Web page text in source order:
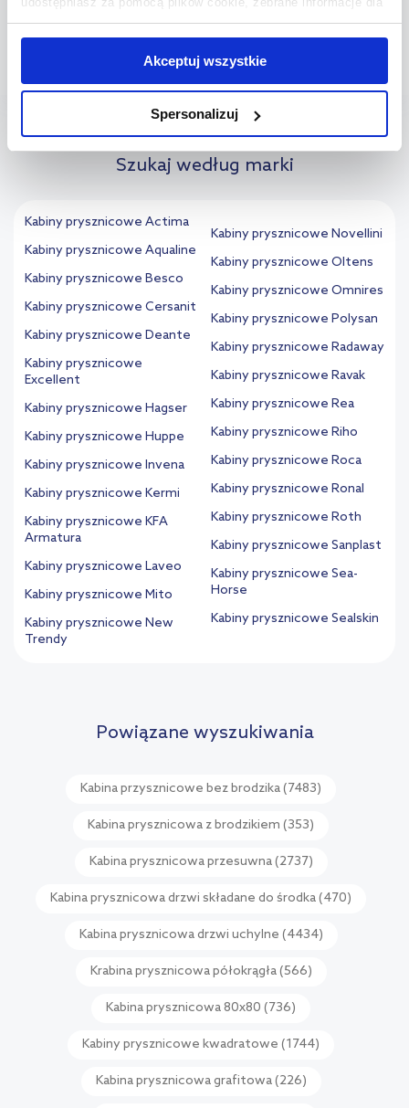
użytkowników zewnętrznych, a także nasi partnerzy reklamowi.
jednak, że zablokowane niektóre pliki cookie mogą mieć wpływ
na sposób dostarczania treści niedostosowanych do potrzeb
Aby uzyskać więcej informacji na temat plików plików cookie,
przejdź do zakładek „Informacje o plikach cookie”.
Akceptuj wszystkie
Spersonalizuj
Szukaj według marki
Kabiny prysznicowe Actima
Kabiny prysznicowe Aqualine
Kabiny prysznicowe Besco
Kabiny prysznicowe Cersanit
Kabiny prysznicowe Deante
Kabiny prysznicowe
Excellent
Kabiny prysznicowe Hagser
Kabiny prysznicowe Huppe
Kabiny prysznicowe Invena
Kabiny prysznicowe Kermi
Kabiny prysznicowe KFA
Armatura
Kabiny prysznicowe Laveo
Kabiny prysznicowe Mito
Kabiny prysznicowe New
Trendy
Kabiny prysznicowe Novellini
Kabiny prysznicowe Oltens
Kabiny prysznicowe Omnires
Kabiny prysznicowe Polysan
Kabiny prysznicowe Radaway
Kabiny prysznicowe Ravak
Kabiny prysznicowe Rea
Kabiny prysznicowe Riho
Kabiny prysznicowe Roca
Kabiny prysznicowe Ronal
Kabiny prysznicowe Roth
Kabiny prysznicowe Sanplast
Kabiny prysznicowe Sea-
Horse
Kabiny prysznicowe Sealskin
Powiązane wyszukiwania
Kabina przysznicowe bez brodzika(7483)
Kabina prysznicowa z brodzikiem (353)
Kabina prysznicowa przesuwna(2737)
Kabina prysznicowa drzwi składane do środka(470)
Kabina prysznicowa drzwi uchylne (4434)
Krabina prysznicowa półokrągła(566)
Kabina prysznicowa 80x80 (736)
Kabiny prysznicowe kwadratowe (1744)
Kabina prysznicowa grafitowa(226)